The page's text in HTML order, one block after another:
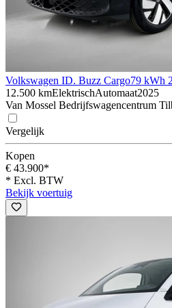
Volkswagen ID. Buzz Cargo79 kWh
12.500 kmElektrischAutomaat2025
Van Mossel Bedrijfswagencentrum
Vergelijk
Kopen
€ 43.900*
* Excl. BTW
Bekijk voertuig